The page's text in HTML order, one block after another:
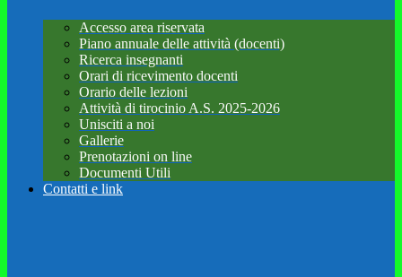
Accesso area riservata
Piano annuale delle attività (docenti)
Ricerca insegnanti
Orari di ricevimento docenti
Orario delle lezioni
Attività di tirocinio A.S. 2025-2026
Unisciti a noi
Gallerie
Prenotazioni on line
Documenti Utili
Contatti e link